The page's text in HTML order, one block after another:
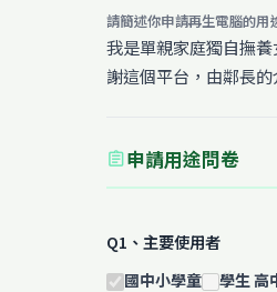
請簡述你申請再生電腦的用
我是單親家庭獨自撫
謝這個平台，由鄰長
assignment申請用途問卷
Q1、主要使用者
國中小學童 學生 高